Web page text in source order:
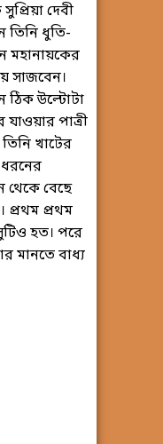
দেবী
তিনি ধুতি-
মহানায়কের
সাজবেন।
ঠিক উল্টোটা
যাওয়ার পাত্রী
খাটের
থেকে বেছে
প্রথম প্রথম
হত। পরে
মানতে বাধ্য